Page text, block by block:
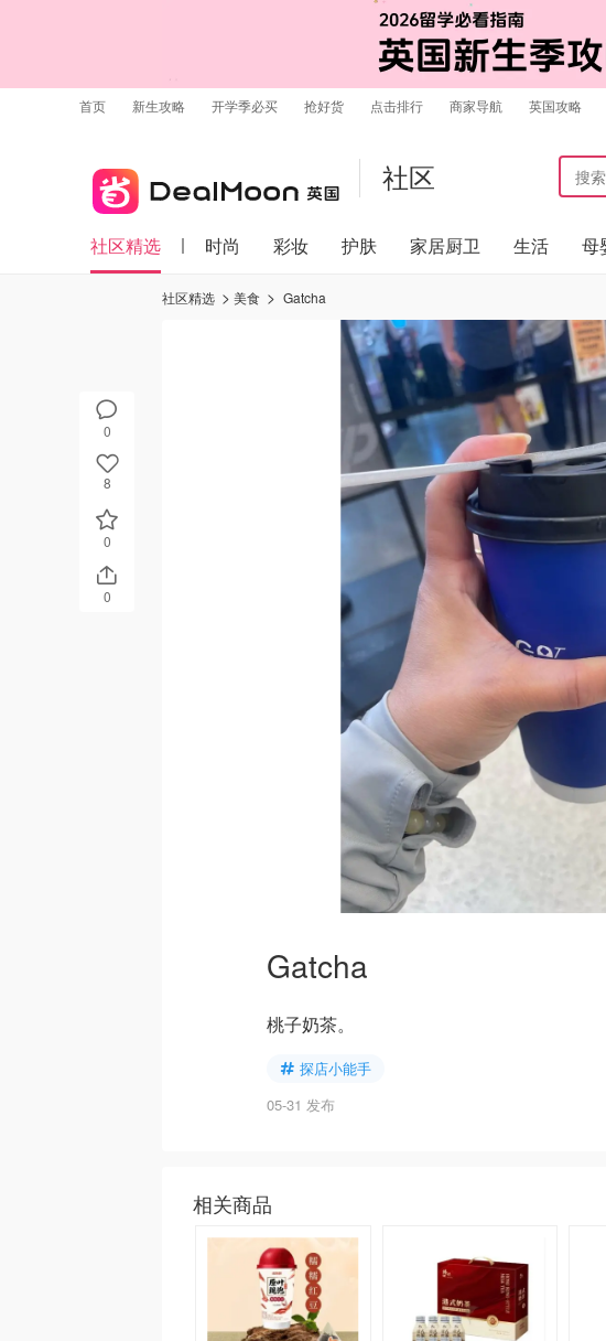
首页 新生攻略 开学季必买 抢好货 点击排行 商家导航 英国攻略
社区
社区精选 时尚 彩妆 护肤 家居厨卫 生活 母
0
8
0
0
社区精选 美食 Gatcha
Gatcha
桃子奶茶。
探店小能手
05-31 发布
相关商品